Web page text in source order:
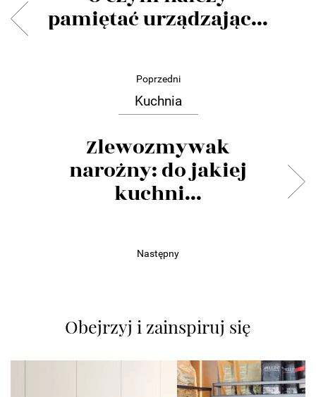
pamiętać urządzając...
Poprzedni
Kuchnia
Zlewozmywak
narożny: do jakiej
kuchni...
Następny
Obejrzyj i zainspiruj się